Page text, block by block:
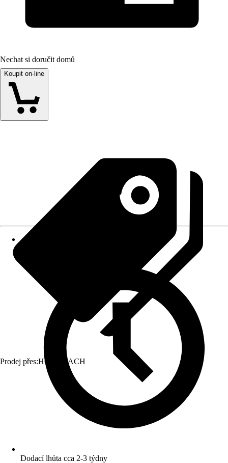
Nechat si doručit domů
Koupit on-line
Prodej přes:HORNBACH
Dodací lhůta cca 2-3 týdny